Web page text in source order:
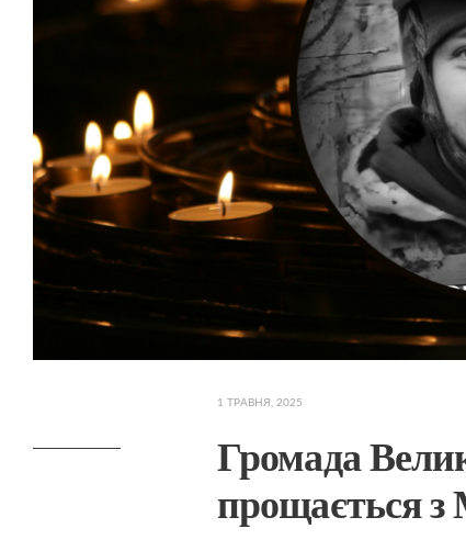
1 ТРАВНЯ, 2025
Громада
прощається